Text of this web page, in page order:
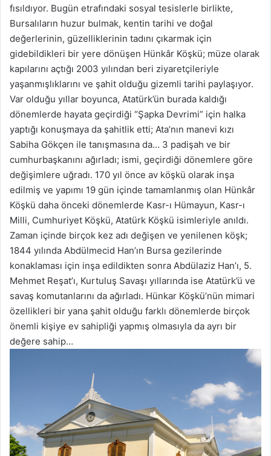
fısıldıyor. Bugün etrafındaki sosyal tesislerle birlikte,
Bursalıların huzur bulmak, kentin tarihi ve doğal
değerlerinin, güzelliklerinin tadını çıkarmak için
gidebildikleri bir yere dönüşen Hünkâr Köşkü; müze olarak
kapılarını açtığı 2003 yılından beri ziyaretçileriyle
yaşanmışlıklarını ve şahit olduğu gizemli tarihi paylaşıyor.
Var olduğu yıllar boyunca, Atatürk’ün burada kaldığı
dönemlerde hayata geçirdiği “Şapka Devrimi” için halka
yaptığı konuşmaya da şahitlik etti; Ata’nın manevi kızı
Sabiha Gökçen ile tanışmasına da… 3 padişah ve bir
cumhurbaşkanını ağırladı; ismi, geçirdiği dönemlere göre
değişimlere uğradı. 170 yıl önce av köşkü olarak inşa
edilmiş ve yapımı 19 gün içinde tamamlanmış olan Hünkâr
Köşkü daha önceki dönemlerde Kasr-ı Hümayun, Kasr-ı
Milli, Cumhuriyet Köşkü, Atatürk Köşkü isimleriyle anıldı.
Zaman içinde birçok kez adı değişen ve yenilenen köşk;
1844 yılında Abdülmecid Han’ın Bursa gezilerinde
konaklaması için inşa edildikten sonra Abdülaziz Han’ı, 5.
Mehmet Reşat’ı, Kurtuluş Savaşı yıllarında ise Atatürk’ü ve
savaş komutanlarını da ağırladı. Hünkar Köşkü’nün mimari
özellikleri bir yana şahit olduğu farklı dönemlerde birçok
önemli kişiye ev sahipliği yapmış olmasıyla da ayrı bir
değere sahip…